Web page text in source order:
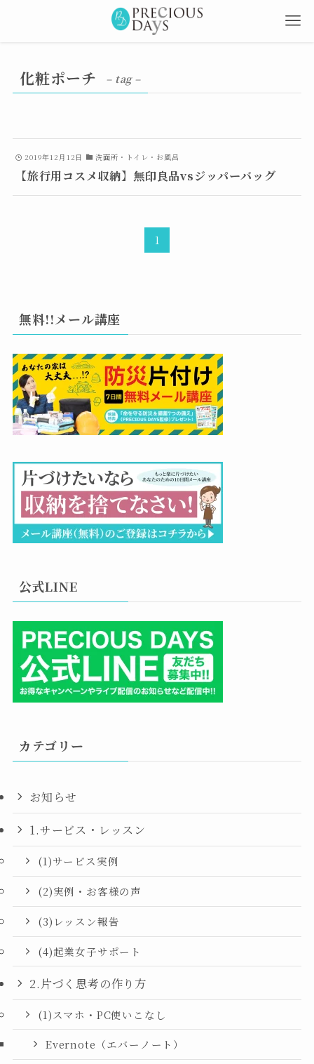
化粧ポーチ – tag –
2019年12月12日 洗面所・トイレ・お風呂
【旅行用コスメ収納】無印良品vsジッパーバッグ
1
無料!!メール講座
公式LINE
カテゴリー
お知らせ
1.サービス・レッスン
(1)サービス実例
(2)実例・お客様の声
(3)レッスン報告
(4)起業女子サポート
2.片づく思考の作り方
(1)スマホ・PC使いこなし
Evernote（エバーノート）